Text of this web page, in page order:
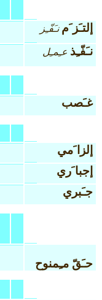
إلتـَز َم نـَفّـِز
نـَفّـِذ عـِمـِل
غـَصب
إلزا َمي
إجبا َري
جـَبري
حـَقّ مـِمنوح